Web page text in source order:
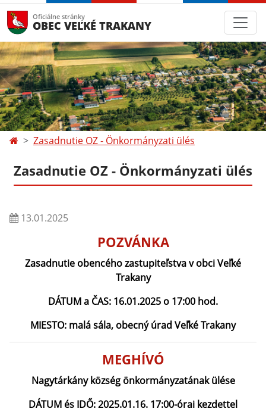
Oficiálne stránky
OBEC VEĽKÉ TRAKANY
Zasadnutie OZ - Önkormányzati ülés
Zasadnutie OZ - Önkormányzati ülés
13.01.2025
POZVÁNKA
Zasadnutie obencého zastupiteľstva v obci Veľké
Trakany
DÁTUM a ČAS: 16.01.2025 o 17:00 hod.
MIESTO: malá sála, obecný úrad Veľké Trakany
MEGHÍVÓ
Nagytárkány község önkormányzatának ülése
DÁTUM és IDŐ: 2025.01.16. 17:00-órai kezdettel